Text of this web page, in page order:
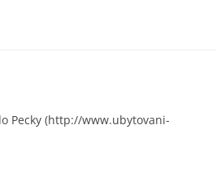
Pecky (http://www.ubytovani-